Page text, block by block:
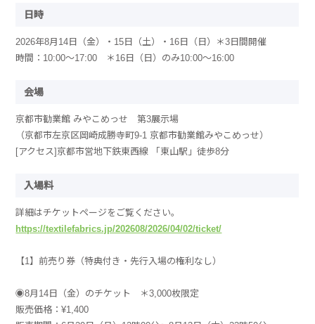
日時
2026年8月14日（金）・15日（土）・16日（日）＊3日間開催
時間：10:00～17:00 ＊16日（日）のみ10:00～16:00
会場
京都市勧業館 みやこめっせ 第3展示場
（京都市左京区岡崎成勝寺町9-1 京都市勧業館みやこめっせ）
[アクセス]京都市営地下鉄東西線 「東山駅」徒歩8分
入場料
詳細はチケットページをご覧ください。
https://textilefabrics.jp/202608/2026/04/02/ticket/
【1】前売り券（特典付き・先行入場の権利なし）
◉8月14日（金）のチケット ＊3,000枚限定
販売価格：¥1,400